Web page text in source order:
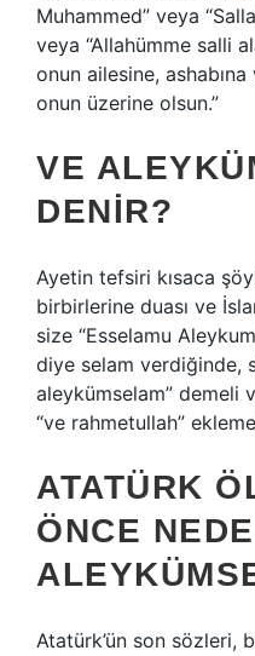
Muhammed” veya
veya “Allahümme salli
onun ailesine,
onun üzerine olsun.”
VE
DENIR?
Ayetin tefsiri kısaca
birbirlerine duası ve
size “Esselamu
diye selam verdiğinde,
aleykümselam” demeli
“ve rahmetullah”
ATATÜRK
ÖNCE
Atatürk’ün son sözleri,